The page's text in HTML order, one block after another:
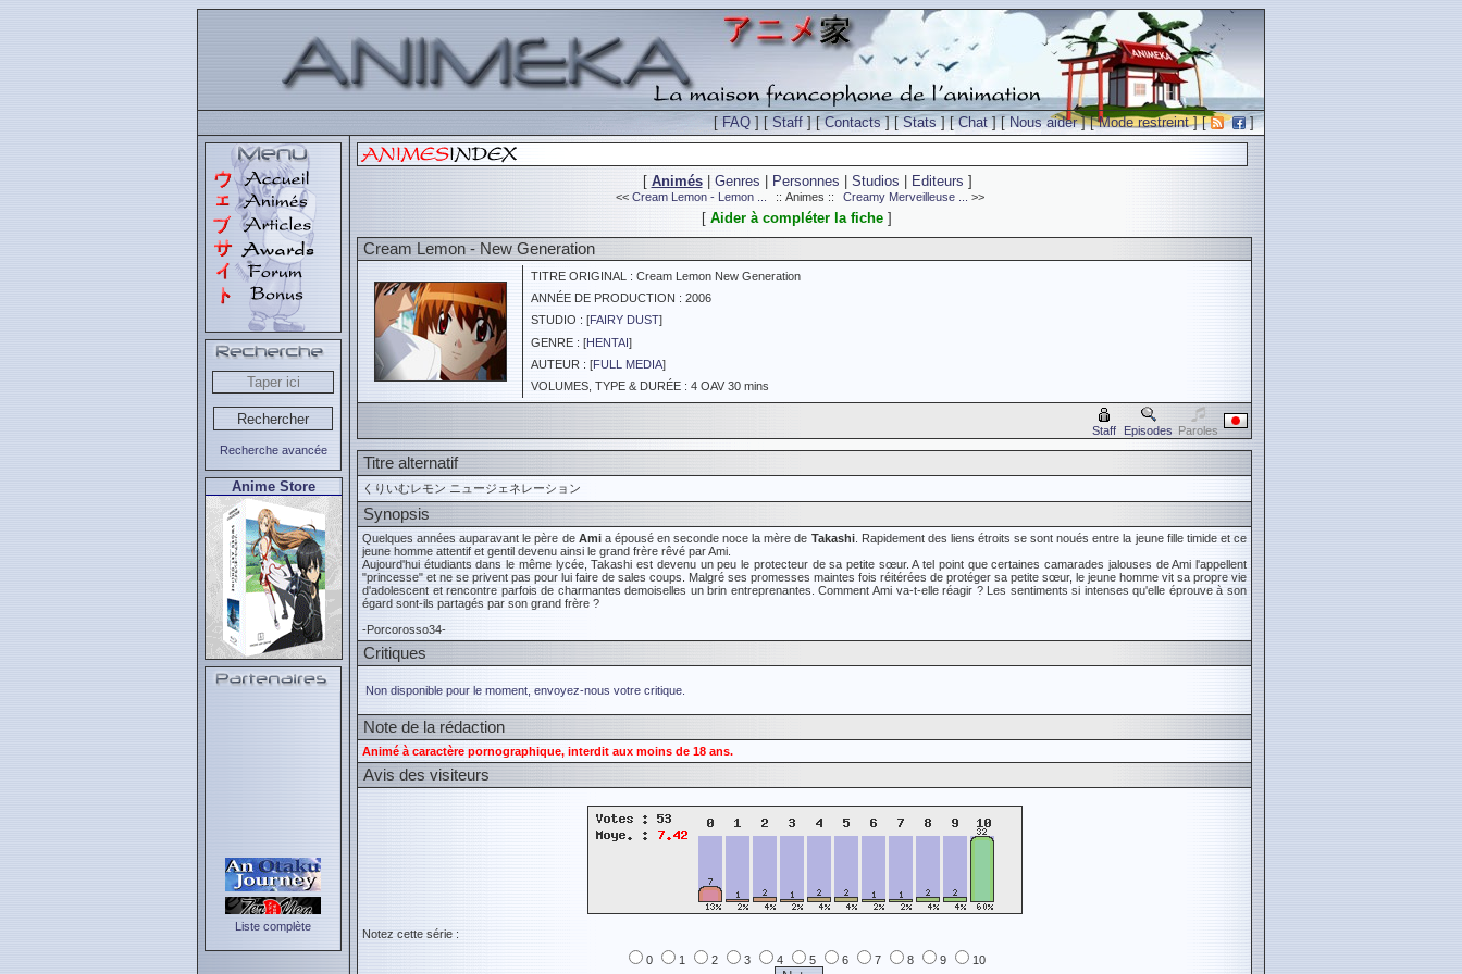
[FAQ ] [Staff ] [Contacts] [Stats] [Chat] [Nous aider] [Mode restreint] [ ]
Recherche avancée
Anime Store
Liste complète
[ Animés| Genres Personnes Studios Editeurs ]
<< Cream Lemon - Lemon ... :: Animes :: Creamy Merveilleuse ... >>
[ Aider à compléter la fiche]
Cream Lemon - New Generation
TITRE ORIGINAL : Cream Lemon New Generation
ANNÉE DE PRODUCTION : 2006
STUDIO : [FAIRY DUST]
GENRE : [HENTAI]
AUTEUR : [FULL MEDIA]
VOLUMES, TYPE & DURÉE : 4 OAV 30 mins
Staff Episodes Paroles
Titre alternatif
くりいむレモン ニュージェネレーション
Synopsis
Quelques années auparavant le père de Amia épousé en seconde noce la mère de Takashi. Rapidement des liens étroits se sont noués entre la jeune fille timide et ce
jeune homme attentif et gentil devenu ainsi le grand frère rêvé par Ami.
Aujourd'hui étudiants dans le même lycée, Takashi est devenu un peu le protecteur de sa petite sœur. A tel point que certaines camarades jalouses de Ami l'appellent
"princesse" et ne se privent pas pour lui faire de sales coups. Malgré ses promesses maintes fois réitérées de protéger sa petite sœur, le jeune homme vit sa propre vie
d'adolescent et rencontre parfois de charmantes demoiselles un brin entreprenantes. Comment Ami va-t-elle réagir ? Les sentiments si intenses qu'elle éprouve à son
égard sont-ils partagés par son grand frère ?
-Porcorosso34-
Critiques
Non disponible pour le moment, envoyez-nous votre critique.
Note de la rédaction
Animé à caractère pornographique, interdit aux moins de 18 ans.
Avis des visiteurs
Notez cette série :
0
1 2 3 4 5 6 7 8 9 10